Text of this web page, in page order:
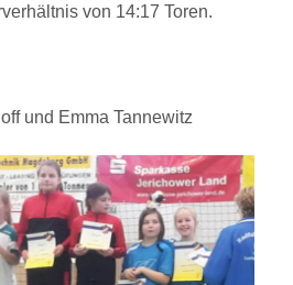
von 14:17 Toren.
und Emma Tannewitz